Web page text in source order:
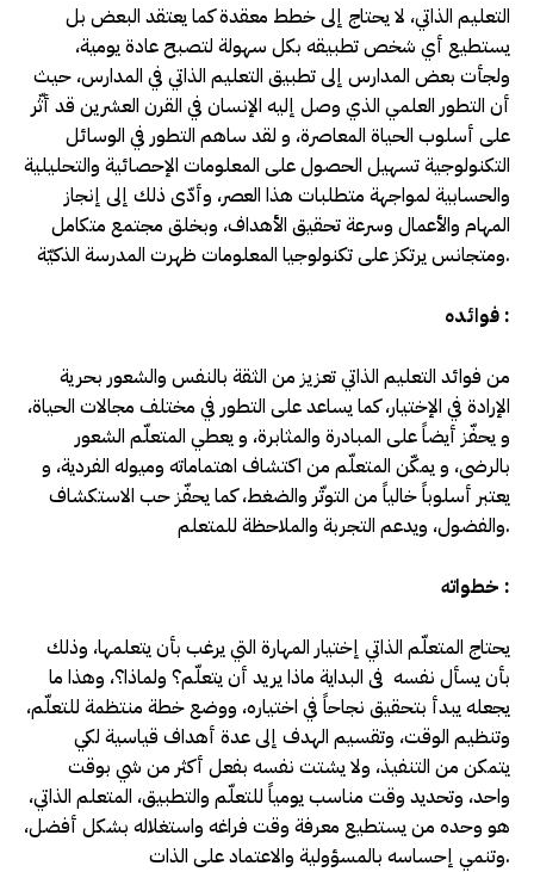
التعليم الذاتي، لا يحتاج إلى خطط معقدة كما يعتقد البعض بل
يستطيع أي شخص تطبيقه بكل سهولة لتصبح عادة يومية،
ولجأت بعض المدارس إلى تطبيق التعليم الذاتي في المدارس، حيث
أن التطور العلمي الذي وصل إليه الإنسان في القرن العشرين قد أثّر
على أسلوب الحياة المعاصرة، و لقد ساهم التطور في الوسائل
التكنولوجية تسهيل الحصول على المعلومات الإحصائية والتحليلية
والحسابية لمواجهة متطلبات هذا العصر، وأدّى ذلك إلى إنجاز
المهام والأعمال وسرعة تحقيق الأهداف، وبخلق مجتمع متكامل
ومتجانس يرتكز على تكنولوجيا المعلومات ظهرت المدرسة الذكيّة.
فوائده :
من فوائد التعليم الذاتي تعزيز من الثقة بالنفس والشعور بحرية
الإرادة في الإختيار، كما يساعد على التطور في مختلف مجالات الحياة،
و يحفّز أيضاً على المبادرة والمثابرة، و يعطي المتعلّم الشعور
بالرضى، و يمكّن المتعلّم من اكتشاف اهتماماته وميوله الفردية، و
يعتبر أسلوباً خالياً من التوتّر والضغط، كما يحفّز حب الاستكشاف
والفضول، ويدعم التجربة والملاحظة للمتعلم.
خطواته :
يحتاج المتعلّم الذاتي إختيار المهارة التي يرغب بأن يتعلمها، وذلك
بأن يسأل نفسه فى البداية ماذا يريد أن يتعلّم؟ ولماذا؟، وهذا ما
يجعله يبدأ بتحقيق نجاحاً في اختياره، ووضع خطة منتظمة للتعلّم،
وتنظيم الوقت، وتقسيم الهدف إلى عدة أهداف قياسية لكي
يتمكن من التنفيذ، ولا يشتت نفسه بفعل أكثر من شي بوقت
واحد، وتحديد وقت مناسب يومياً للتعلّم والتطبيق، المتعلم الذاتي،
هو وحده من يستطيع معرفة وقت فراغه واستغلاله بشكل أفضل،
وتنمي إحساسه بالمسؤولية والاعتماد على الذات.